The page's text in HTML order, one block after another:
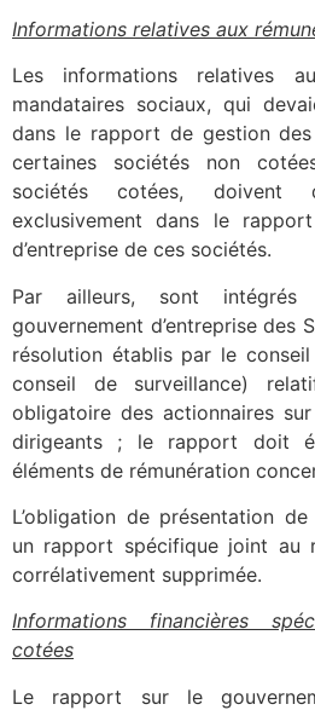
Informations relatives aux
Les informations relatives
mandataires sociaux, qui
dans le rapport de gestion
certaines sociétés non
sociétés cotées, doivent
exclusivement dans le
d’entreprise de ces sociétés.
Par ailleurs, sont
gouvernement d’entreprise des
résolution établis par le
conseil de surveillance)
obligatoire des actionnaires
dirigeants ; le rapport doit
éléments de rémunération
L’obligation de présentation
un rapport spécifique joint au
corrélativement supprimée.
Informations financières
cotées
Le rapport sur le